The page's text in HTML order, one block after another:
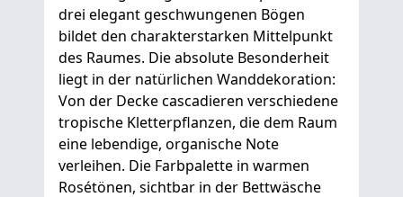
drei elegant geschwungenen Bögen
bildet den charakterstarken Mittelpunkt
des Raumes. Die absolute Besonderheit
liegt in der natürlichen Wanddekoration:
Von der Decke cascadieren verschiedene
tropische Kletterpflanzen, die dem Raum
eine lebendige, organische Note
verleihen. Die Farbpalette in warmen
Rosétönen, sichtbar in der Bettwäsche